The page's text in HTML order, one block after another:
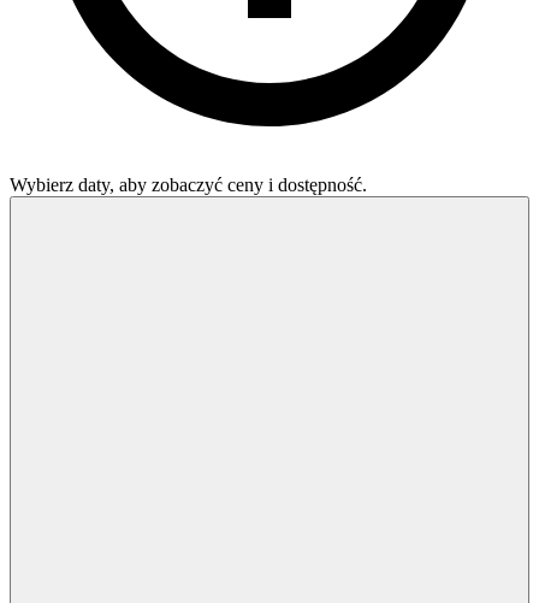
Wybierz daty, aby zobaczyć ceny i dostępność.